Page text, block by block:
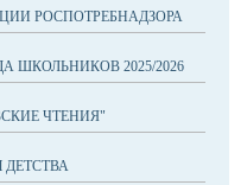
РОСПОТРЕБНАДЗОРА
2025/2026
ЧТЕНИЯ"